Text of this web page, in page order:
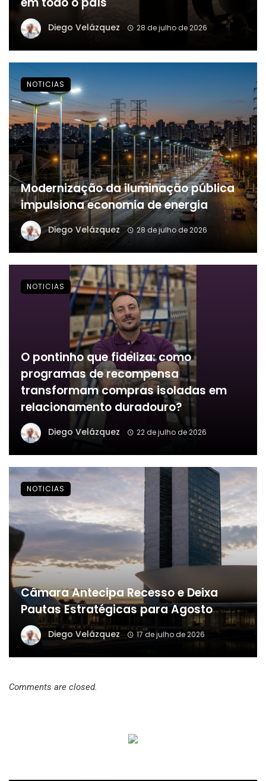
Diego Velázquez 28 de julho de 2026
Modernização da iluminação pública
impulsiona economia de energia
Diego Velázquez 28 de julho de 2026
NOTICIAS
O pontinho que fideliza: como
programas de recompensa
transformam compras isoladas em
relacionamento duradouro?
Diego Velázquez 22 de julho de 2026
NOTICIAS
Câmara Antecipa Recesso e Deixa
Pautas Estratégicas para Agosto
Diego Velázquez 17 de julho de 2026
NOTICIAS
Comments are closed.